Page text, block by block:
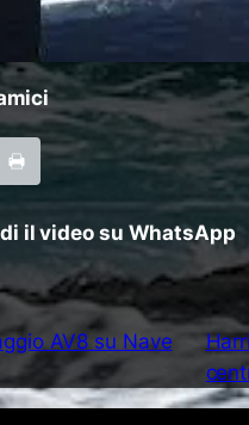
il video su WhatsApp
AV8 su Nave